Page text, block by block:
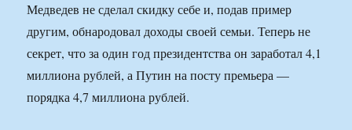
Медведев не сделал скидку себе и, подав пример
другим, обнародовал доходы своей семьи. Теперь не
секрет, что за один год президентства он заработал 4,1
миллиона рублей, а Путин на посту премьера —
порядка 4,7 миллиона рублей.